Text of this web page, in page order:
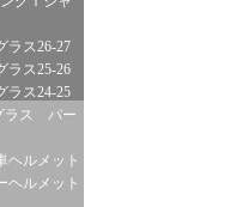
ラス26-27
ラス25-26
ラス24-25
ラス パー
ヘルメット
ヘルメット